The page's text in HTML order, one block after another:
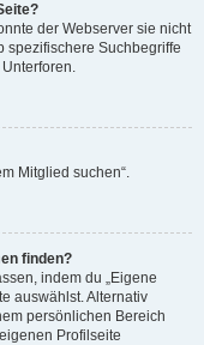
der Webserver sie nicht
spezifischere Suchbegriffe
Mitglied suchen“.
finden?
indem du „Eigene
auswählst. Alternativ
persönlichen Bereich
Profilseite